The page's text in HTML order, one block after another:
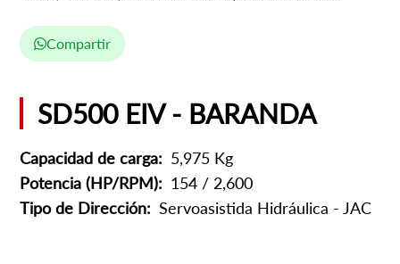
Compartir
SD500 EIV - BARANDA
Capacidad de carga: 5,975 Kg
Potencia (HP/RPM): 154 / 2,600
Tipo de Dirección: Servoasistida Hidráulica - JAC